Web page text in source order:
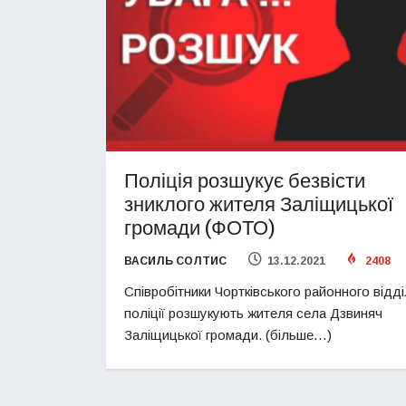
Поліція розшукує безвісти
зниклого жителя Заліщицької
громади (ФОТО)
ВАСИЛЬ СОЛТИС 13.12.2021 2408
Співробітники Чортківського районного
поліції розшукують жителя села Дзвиняч
Заліщицької громади. (більше…)